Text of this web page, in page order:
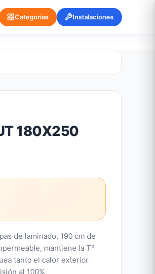
Categorías Instalaciones
180X250
de laminado, 190 cm de
mantiene la T°
tanto el calor exterior
al 100%